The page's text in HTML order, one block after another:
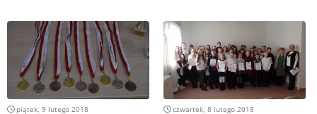
piątek, 9 lutego 2018 czwartek, 8 lutego 2018